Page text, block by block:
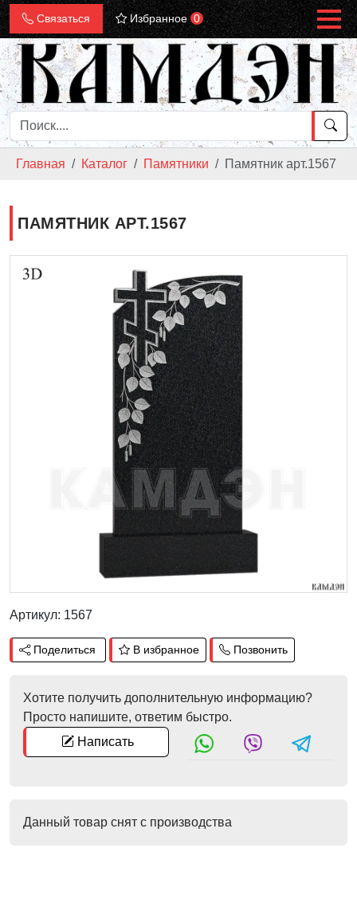
Связаться Избранное 0
Главная Каталог Памятники Памятник арт.1567
ПАМЯТНИК АРТ.1567
Артикул: 1567
Поделиться В избранное Позвонить
Хотите получить дополнительную информацию?
Просто напишите, ответим быстро.
Написать
Данный товар снят с производства